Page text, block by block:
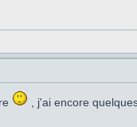
, j'ai encore